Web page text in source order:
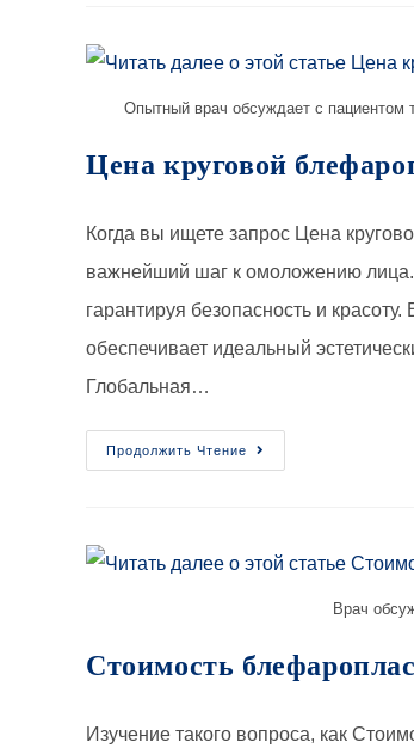
Опытный врач обсуждает с пациентом
Цена круговой
Когда вы ищете запрос Цена
важнейший шаг к омоложению
гарантируя безопасность и
обеспечивает идеальный
Глобальная…
Продолжить Чтение
Врач
Стоимость
Изучение такого вопроса, как